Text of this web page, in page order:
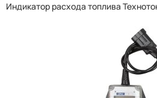
Индикатор расхода топлива